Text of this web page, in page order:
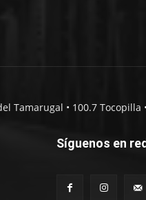
Tamarugal • 100.7 Tocopilla
Síguenos en